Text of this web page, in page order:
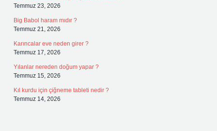
Temmuz 23, 2026
Big Babol haram mıdır ?
Temmuz 21, 2026
Karıncalar eve neden girer ?
Temmuz 17, 2026
Yılanlar nereden doğum yapar ?
Temmuz 15, 2026
Kıl kurdu için çiğneme tableti nedir ?
Temmuz 14, 2026